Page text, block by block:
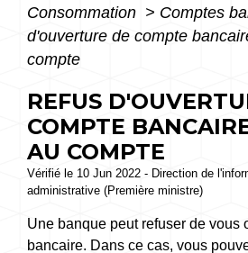
Consommation > Comptes
d'ouverture de compte
compte
REFUS
COMPTE
AU COMPTE
Vérifié le 10 Jun 2022 - Direction de
administrative (Première ministre)
Une banque peut refuser de vous
bancaire. Dans ce cas, vous